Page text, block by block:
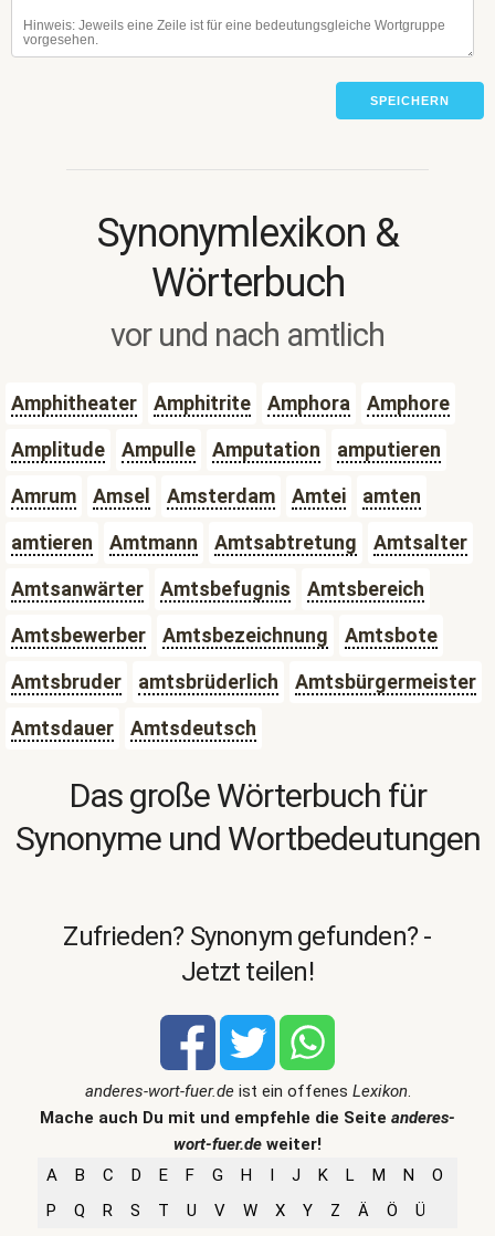
SPEICHERN
Synonymlexikon &
Wörterbuch
vor und nach amtlich
Amphitheater Amphitrite Amphora
Amphore
Amplitude
Ampulle Amputation
amputieren
Amrum
Amsel Amsterdam Amtei
amten
amtieren
Amtmann Amtsabtretung
Amtsalter
Amtsanwärter
Amtsbefugnis
Amtsbereich
Amtsbewerber
Amtsbezeichnung
Amtsbote
Amtsbruder
amtsbrüderlich
Amtsbürgermeister
Amtsdauer
Amtsdeutsch
Das große Wörterbuch für
Synonyme und Wortbedeutungen
Zufrieden? Synonym gefunden? -
Jetzt teilen!
anderes-wort-fuer.deist ein offenes Lexikon.
Mache auch Du mit und empfehle die Seite anderes-
wort-fuer.de weiter!
A
B C D E F G H I J K L M N
O
P
Q R S T U V W X Y Z Ä Ö Ü